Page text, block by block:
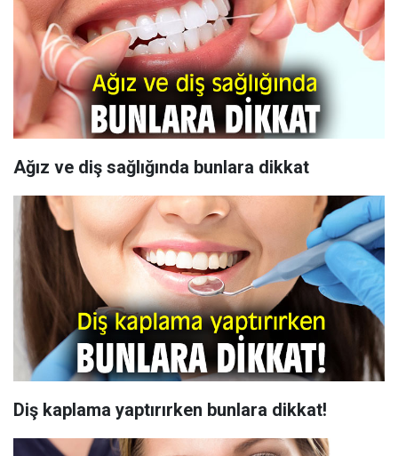
Ağız ve diş sağlığında bunlara dikkat
Diş kaplama yaptırırken bunlara dikkat!